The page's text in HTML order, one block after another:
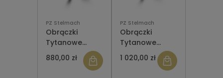
PZ Stelmach
Obrączki
Tytanowe
zaokrąglone T-
517 z
880,00 zł
PZ Stelmach
Obrączki
Tytanowe
Płaskie od 2 do
5 mm T-518
1 020,00 zł